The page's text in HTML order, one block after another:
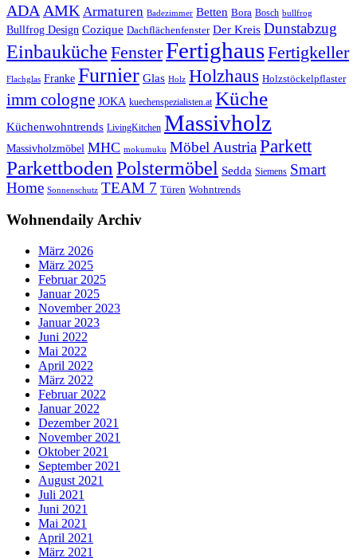
ADA AMK Armaturen Badezimmer Betten Bora Bosch bullfrog
Bullfrog Design Cozique Dachflächenfenster Der Kreis Dunstabzug
Einbauküche FensterFertighausFertigkeller
Flachglas Franke Furnier Glas Holz Holzhaus Holzstöckelpflaster
imm cologne JOKA kuechenspezialisten.at Küche
Küchenwohntrends LivingKitchen Massivholz
Massivholzmöbel MHC mokumuku Möbel AustriaParkett
Parkettboden Polstermöbel Sedda Siemens Smart
Home Sonnenschutz TEAM 7 Türen Wohntrends
Wohnendaily Archiv
März 2026
März 2025
Februar 2025
Januar 2025
November 2023
Januar 2023
Juni 2022
Mai 2022
April 2022
März 2022
Februar 2022
Januar 2022
Dezember 2021
November 2021
Oktober 2021
September 2021
August 2021
Juli 2021
Juni 2021
Mai 2021
April 2021
März 2021